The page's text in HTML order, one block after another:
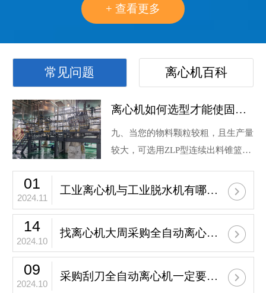
+ 查看更多
常见问题 离心机百科
离心机如何选型才能使固液分离效果更好？
九、当您的物料颗粒较粗，且生产量
较大，可选用ZLP型连续出料锥篮式
燃，易爆、有毒的物品，请您选用
DXZ型提袋式离心机，它是一种全封
机。 十一、根据物料特性，离心机
生产厂家提供全碳钢、半不锈钢、全
不锈钢、衬塑料、衬橡胶、衬四氟、
钛材、哈氏合金等材质供您选择。
01
2024.11
工业离心机与工业脱水机有哪些区别
14
2024.10
找离心机大周采购全自动离心机，耐用时间会多20%以上
09
2024.10
采购刮刀全自动离心机一定要找一个靠谱的厂家
PGZ1250型刮刀全自动离心机，均为老客户常年复购订单
为什么我们公司生产的全自动刮刀离心机的耐用寿命
时长要比市场上的刮刀离心机耐用时长，多出20%，故
障率低很多呢？ 首先，在我们公司，寿命时长性能好
只是刮刀全自动离心机的标配。 我们公司生产的刮刀
全自动离心机，不仅寿命时长性能好，而且故障率
大周离心机严格要求自己，保质保量完成刮刀全自动离心机
6台LGZ1250型刮刀全自动离心机。制药分离设备上配